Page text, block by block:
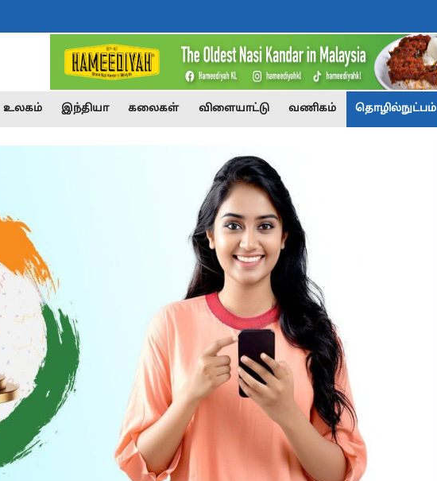
உலகம் இந்தியா கலைகள் விளையாட்டு வணிகம் தொழில்நுட்பம்